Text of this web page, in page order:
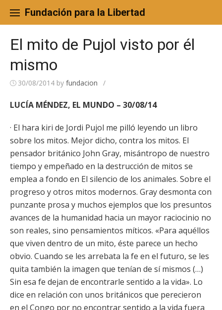
content
Fundación para la Libertad
El mito de Pujol visto por él
mismo
30/08/2014 by fundacion /
LUCÍA MÉNDEZ, EL MUNDO – 30/08/14
· El hara kiri de Jordi Pujol me pilló leyendo un libro
sobre los mitos. Mejor dicho, contra los mitos. El
pensador británico John Gray, misántropo de nuestro
tiempo y empeñado en la destrucción de mitos se
emplea a fondo en El silencio de los animales. Sobre el
progreso y otros mitos modernos. Gray desmonta con
punzante prosa y muchos ejemplos que los presuntos
avances de la humanidad hacia un mayor raciocinio no
son reales, sino pensamientos míticos. «Para aquéllos
que viven dentro de un mito, éste parece un hecho
obvio. Cuando se les arrebata la fe en el futuro, se les
quita también la imagen que tenían de sí mismos (…)
Sin esa fe dejan de encontrarle sentido a la vida». Lo
dice en relación con unos británicos que perecieron
en el Congo por no encontrar sentido a la vida fuera